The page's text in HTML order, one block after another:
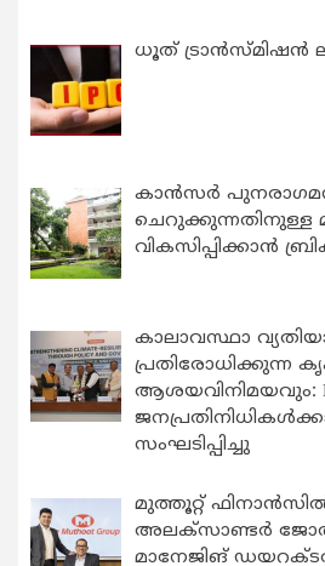
ധൂത് ട്രാൻസ്മിഷൻ
കാന്‍സര്‍
ചെറുക്കുന്നതിനുള്ള
വികസിപ്പിക്കാന്‍
കാലാവസ്ഥാ
പ്രതിരോധിക്കുന്ന
ആശയവിനിമയവും:
സംഘടിപ്പിച്ചു
മുത്തൂറ്റ്
അലക്സാണ്ടർ
മാനേജിങ്